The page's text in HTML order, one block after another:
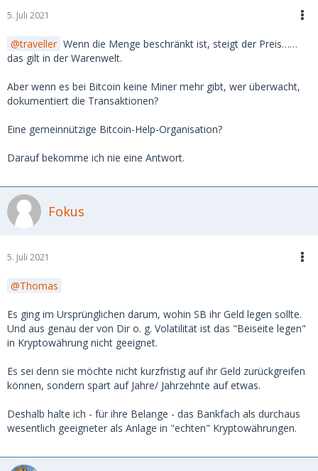
5. Juli 2021
traveller Wenn die Menge beschränkt ist, steigt der Preis……
das gilt in der Warenwelt.
Aber wenn es bei Bitcoin keine Miner mehr gibt, wer überwacht,
dokumentiert die Transaktionen?
Eine gemeinnützige Bitcoin-Help-Organisation?
Darauf bekomme ich nie eine Antwort.
Fokus
5. Juli 2021
Thomas
Es ging im Ursprünglichen darum, wohin SB ihr Geld legen sollte.
Und aus genau der von Dir o. g. Volatilität ist das "Beiseite legen"
in Kryptowährung nicht geeignet.
Es sei denn sie möchte nicht kurzfristig auf ihr Geld zurückgreifen
können, sondern spart auf Jahre/ Jahrzehnte auf etwas.
Deshalb halte ich - für ihre Belange - das Bankfach als durchaus
wesentlich geeigneter als Anlage in "echten" Kryptowährungen.